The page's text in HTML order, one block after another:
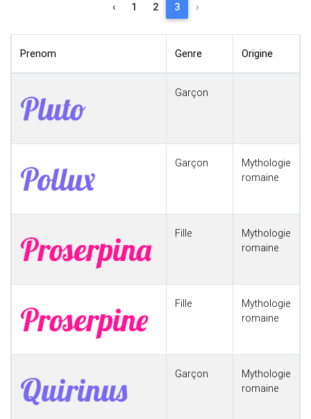
‹ 1 2 3 ›
Prenom Genre Origine
Pluto Garçon
Pollux Garçon
Mythologie
romaine
Proserpina Fille
Mythologie
romaine
Proserpine Fille
Mythologie
romaine
Quirinus Garçon
Mythologie
romaine